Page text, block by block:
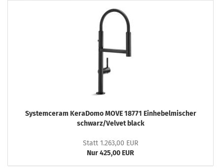
Systemceram KeraDomo MOVE 18771 Einhebelmischer
schwarz/Velvet black
Statt 1.263,00 EUR
Nur 425,00 EUR